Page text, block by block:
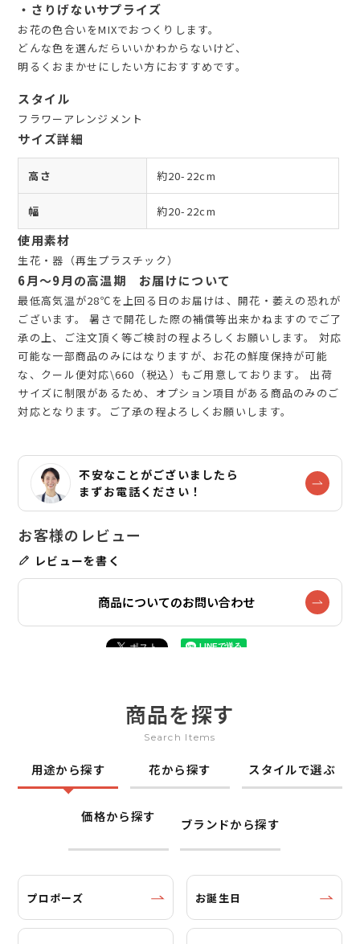
・さりげないサプライズ
お花の色合いをMIXでおつくりします。
どんな色を選んだらいいかわからないけど、
明るくおまかせにしたい方におすすめです。
スタイル
フラワーアレンジメント
サイズ詳細
高さ 約20-22cm
幅 約20-22cm
使用素材
生花・器（再生プラスチック）
6月～9月の高温期 お届けについて
最低高気温が28℃を上回る日のお届けは、開花・萎えの恐れが
ございます。 暑さで開花した際の補償等出来かねますのでご了
承の上、ご注文頂く等ご検討の程よろしくお願いします。 対応
可能な一部商品のみにはなりますが、お花の鮮度保持が可能
な、クール便対応\660（税込）もご用意しております。 出荷
サイズに制限があるため、オプション項目がある商品のみのご
対応となります。ご了承の程よろしくお願いします。
不安なことがございましたら
まずお電話ください！
レビューを書く
商品についてのお問い合わせ
商品を探す
Search Items
用途から探す 花から探す スタイルで選ぶ
価格から探す ブランドから探す
プロポーズ お誕生日